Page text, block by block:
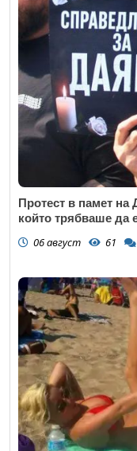
Протест в памет на
който трябваше да
06 август 61